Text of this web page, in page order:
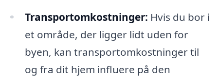
Transportomkostninger: Hvis du bor i
et område, der ligger lidt uden for
byen, kan transportomkostninger til
og fra dit hjem influere på den